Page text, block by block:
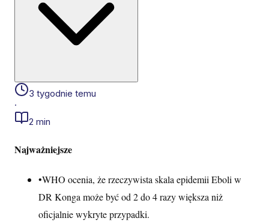
3 tygodnie temu
·
2 min
Najważniejsze
•WHO ocenia, że rzeczywista skala epidemii Eboli w
DR Konga może być od 2 do 4 razy większa niż
oficjalnie wykryte przypadki.